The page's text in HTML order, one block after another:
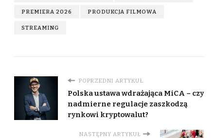
PREMIERA 2026 PRODUKCJA FILMOWA
STREAMING
POPRZEDNI ARTYKUŁ
Polska ustawa wdrażająca MiCA – czy
nadmierne regulacje zaszkodzą
rynkowi kryptowalut?
NASTĘPNY ARTYKUŁ